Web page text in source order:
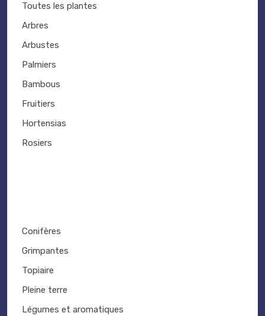
Toutes les plantes
Arbres
Arbustes
Palmiers
Bambous
Fruitiers
Hortensias
Rosiers
Conifères
Grimpantes
Topiaire
Pleine terre
Légumes et aromatiques